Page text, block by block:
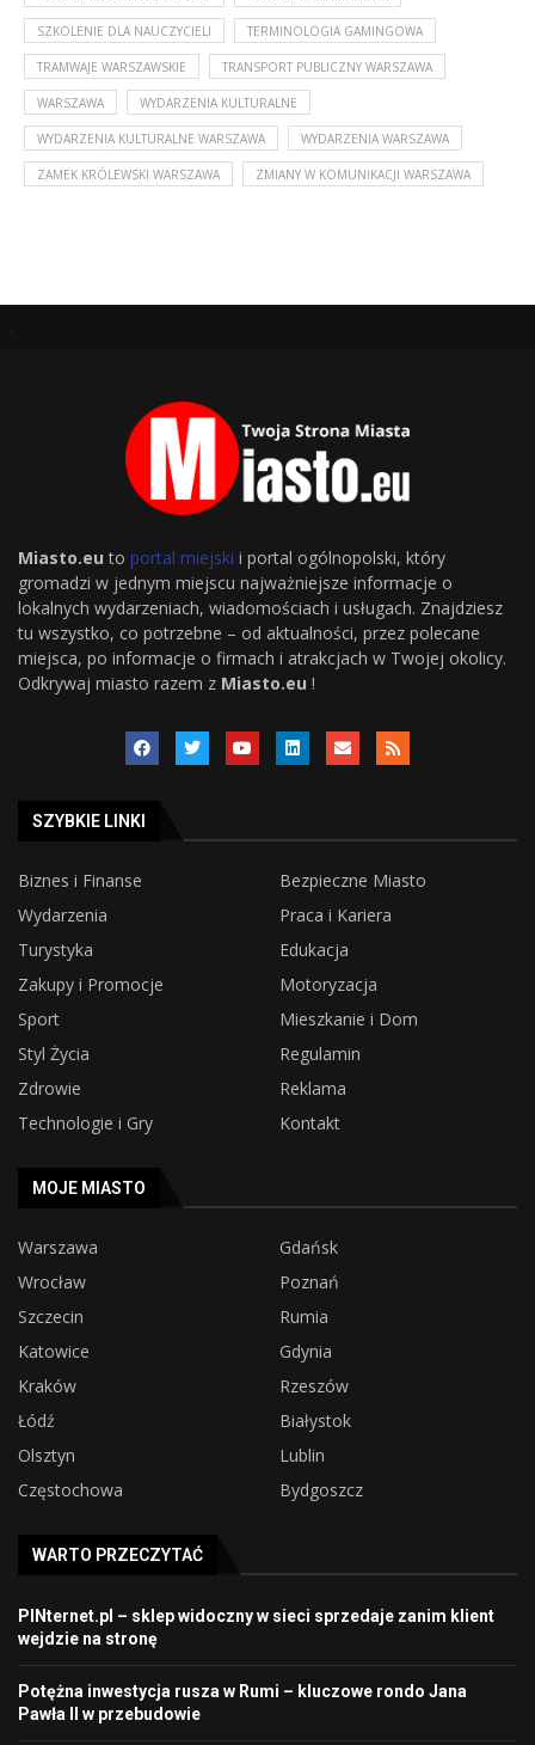
SZKOLENIE DLA NAUCZYCIELI TERMINOLOGIA GAMINGOWA
TRAMWAJE WARSZAWSKIE TRANSPORT PUBLICZNY WARSZAWA
WARSZAWA WYDARZENIA KULTURALNE
WYDARZENIA KULTURALNE WARSZAWA WYDARZENIA WARSZAWA
ZAMEK KRÓLEWSKI WARSZAWA ZMIANY W KOMUNIKACJI WARSZAWA
Miasto.eu to portal miejski i portal ogólnopolski, który
gromadzi w jednym miejscu najważniejsze informacje o
lokalnych wydarzeniach, wiadomościach i usługach. Znajdziesz
tu wszystko, co potrzebne – od aktualności, przez polecane
miejsca, po informacje o firmach i atrakcjach w Twojej okolicy.
Odkrywaj miasto razem z Miasto.eu !
SZYBKIE LINKI
Biznes i Finanse
Bezpieczne Miasto
Wydarzenia
Praca i Kariera
Turystyka
Edukacja
Zakupy i Promocje
Motoryzacja
Sport
Mieszkanie i Dom
Styl Życia
Regulamin
Zdrowie
Reklama
Technologie i Gry
Kontakt
MOJE MIASTO
Warszawa
Gdańsk
Wrocław
Poznań
Szczecin
Rumia
Katowice
Gdynia
Kraków
Rzeszów
Łódź
Białystok
Olsztyn
Lublin
Częstochowa
Bydgoszcz
WARTO PRZECZYTAĆ
PINternet.pl – sklep widoczny w sieci sprzedaje zanim klient
wejdzie na stronę
Potężna inwestycja rusza w Rumi – kluczowe rondo Jana
Pawła II w przebudowie